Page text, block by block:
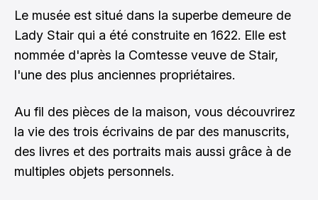
Le musée est situé dans la superbe demeure de
Lady Stair qui a été construite en 1622. Elle est
nommée d'après la Comtesse veuve de Stair,
l'une des plus anciennes propriétaires.
Au fil des pièces de la maison, vous découvrirez
la vie des trois écrivains de par des manuscrits,
des livres et des portraits mais aussi grâce à de
multiples objets personnels.